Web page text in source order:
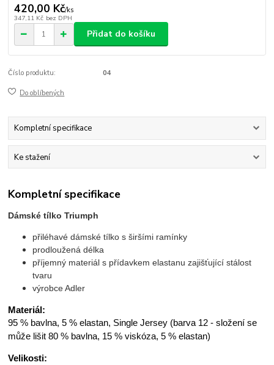
420,00 Kč/ks
347,11 Kč bez DPH
Přidat do košíku
Číslo produktu: 04
Do oblíbených
Kompletní specifikace
Ke stažení
Kompletní specifikace
Dámské tílko Triumph
přiléhavé dámské tílko s širšími ramínky
prodloužená délka
příjemný materiál s přídavkem elastanu zajišťující stálost
tvaru
výrobce Adler
Materiál:
95 % bavlna, 5 % elastan, Single Jersey (barva 12 - složení se
může lišit 80 % bavlna, 15 % viskóza, 5 % elastan)
Velikosti: